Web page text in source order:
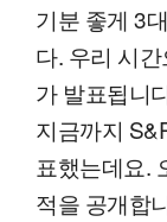
기분 좋게 3
다. 우리 시
가 발표됩니
지금까지
표했는데요.
적을 공개합